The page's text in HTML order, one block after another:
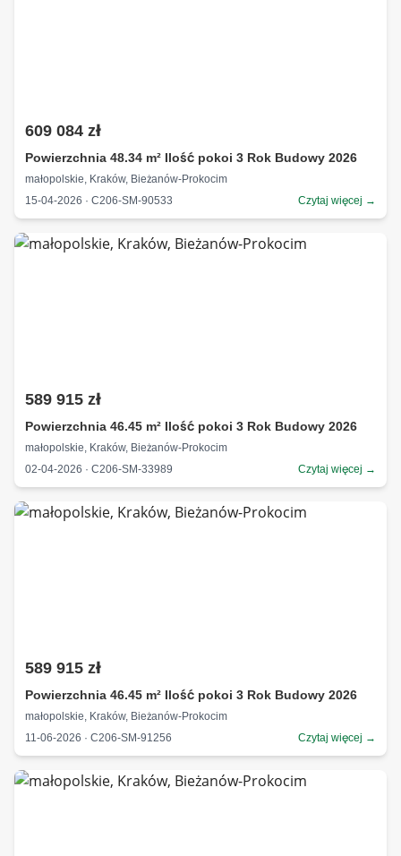
609 084 zł
Powierzchnia 48.34 m² Ilość pokoi 3 Rok Budowy 2026
małopolskie, Kraków, Bieżanów-Prokocim
15-04-2026 · C206-SM-90533
Czytaj więcej →
589 915 zł
Powierzchnia 46.45 m² Ilość pokoi 3 Rok Budowy 2026
małopolskie, Kraków, Bieżanów-Prokocim
02-04-2026 · C206-SM-33989
Czytaj więcej →
589 915 zł
Powierzchnia 46.45 m² Ilość pokoi 3 Rok Budowy 2026
małopolskie, Kraków, Bieżanów-Prokocim
11-06-2026 · C206-SM-91256
Czytaj więcej →